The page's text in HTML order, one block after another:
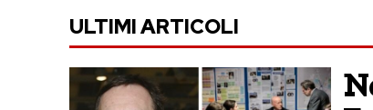
ULTIMI ARTICOLI